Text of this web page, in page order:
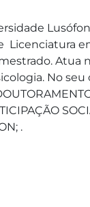
Licenciatura
Atua
No
.